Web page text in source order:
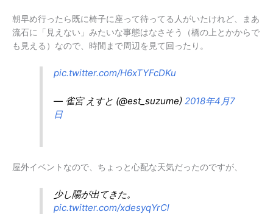
朝早め行ったら既に椅子に座って待ってる人がいたけれど、まあ
流石に「見えない」みたいな事態はなさそう（橋の上とかからで
も見える）なので、時間まで周辺を見て回ったり。
pic.twitter.com/H6xTYFcDKu
— 雀宮 えすと (@est_suzume) 2018年4月7
日
屋外イベントなので、ちょっと心配な天気だったのですが、
少し陽が出てきた。
pic.twitter.com/xdesyqYrCl